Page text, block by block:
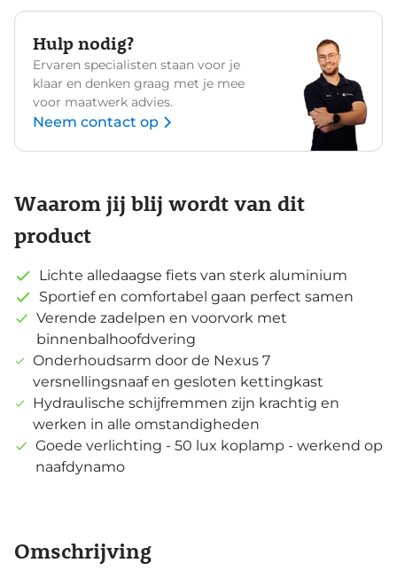
Hulp nodig?
Ervaren specialisten staan voor je
klaar en denken graag met je mee
voor maatwerk advies.
Neem contact op
Waarom jij blij wordt van dit
product
Lichte alledaagse fiets van sterk aluminium
Sportief en comfortabel gaan perfect samen
Verende zadelpen en voorvork met
binnenbalhoofdvering
Onderhoudsarm door de Nexus 7
versnellingsnaaf en gesloten kettingkast
Hydraulische schijfremmen zijn krachtig en
werken in alle omstandigheden
Goede verlichting - 50 lux koplamp - werkend op
naafdynamo
Omschrijving